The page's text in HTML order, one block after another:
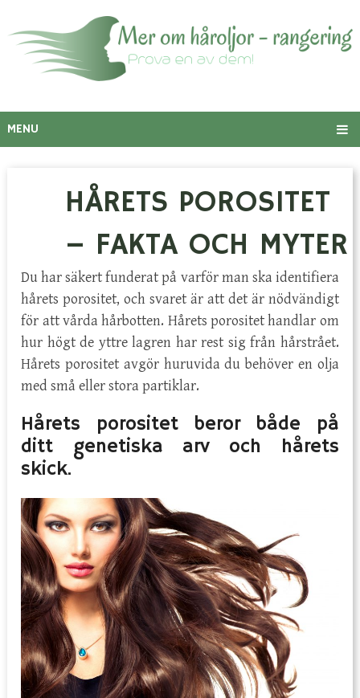
MENU
HÅRETS POROSITET
– FAKTA OCH MYTER
Du har säkert funderat på varför man ska identifiera
hårets porositet, och svaret är att det är nödvändigt
för att vårda hårbotten. Hårets porositet handlar om
hur högt de yttre lagren har rest sig från hårstrået.
Hårets porositet avgör huruvida du behöver en olja
med små eller stora partiklar.
Hårets porositet beror både på
ditt genetiska arv och hårets
skick.